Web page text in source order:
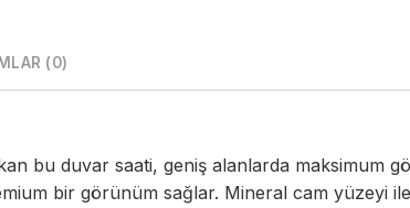
(0)
bu duvar saati, geniş alanlarda
bir görünüm sağlar. Mineral cam yüzeyi